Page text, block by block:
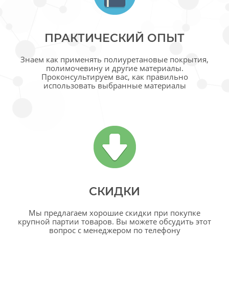
ПРАКТИЧЕСКИЙ ОПЫТ
Знаем как применять полиуретановые покрытия,
полимочевину и другие материалы.
Проконсультируем вас, как правильно
использовать выбранные материалы
СКИДКИ
Мы предлагаем хорошие скидки при покупке
крупной партии товаров. Вы можете обсудить этот
вопрос с менеджером по телефону